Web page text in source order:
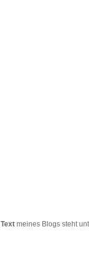
Textmeines Blogs steht